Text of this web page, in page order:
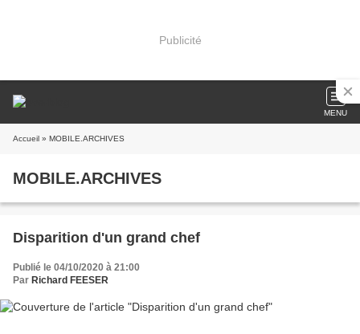
Publicité
MENU
Accueil » MOBILE.ARCHIVES
MOBILE.ARCHIVES
Disparition d'un grand chef
Publié le 04/10/2020 à 21:00
Par Richard FEESER